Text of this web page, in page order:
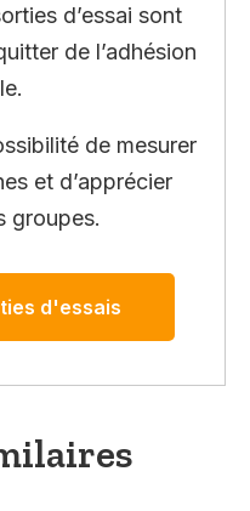
d’essai sont
de l’adhésion
de mesurer
et d’apprécier
groupes.
d'essais